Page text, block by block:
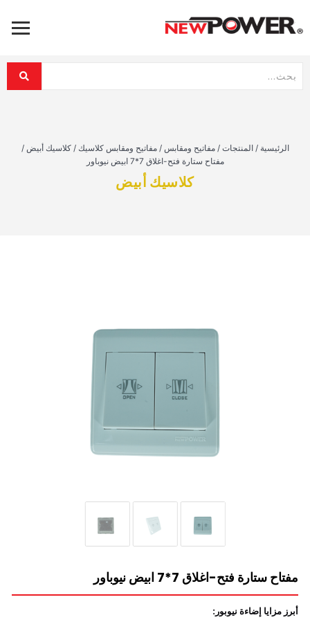
الرئيسية / المنتجات / مفاتيح ومقابس / مفاتيح ومقابس كلاسيك / كلاسيك أبيض /
مفتاح ستارة فتح-اغلاق 7*7 ابيض نيوباور
كلاسيك أبيض
مفتاح ستارة فتح-اغلاق 7*7 ابيض نيوباور
أبرز مزايا إضاءة نيوبور: